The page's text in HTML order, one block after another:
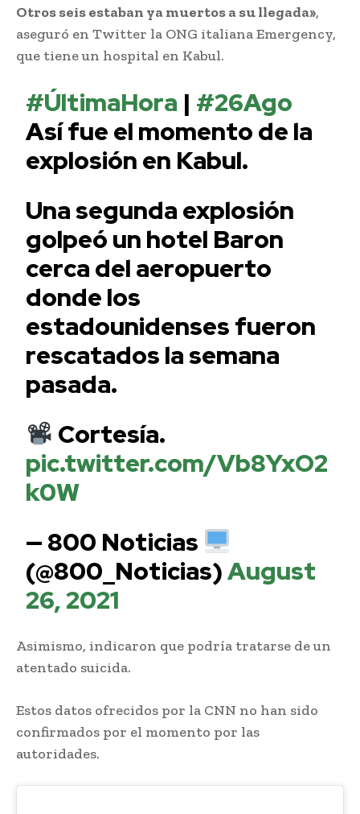
Otros seis estaban ya muertos a su llegada»,
aseguró en Twitter la ONG italiana Emergency,
que tiene un hospital en Kabul.
#ÚltimaHora | #26Ago
Así fue el momento de la
explosión en Kabul.
Una segunda explosión
golpeó un hotel Baron
cerca del aeropuerto
donde los
estadounidenses fueron
rescatados la semana
pasada.
Cortesía.
pic.twitter.com/Vb8YxO2
k0W
— 800 Noticias
(@800_Noticias)August
26, 2021
Asimismo, indicaron que podría tratarse de un
atentado suicida.
Estos datos ofrecidos por la CNN no han sido
confirmados por el momento por las
autoridades.